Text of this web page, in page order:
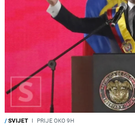
/SVIJET I PRIJE OKO 9H